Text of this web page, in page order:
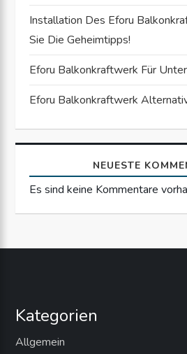
v
i
g
a
t
i
o
Installation Des Eforu
Sie Die Geheimtipps!
Eforu Balkonkraftwerk Für
Eforu Balkonkraftwerk
NEUESTE
Es sind keine Kommentare
Kategorien
Allgemein